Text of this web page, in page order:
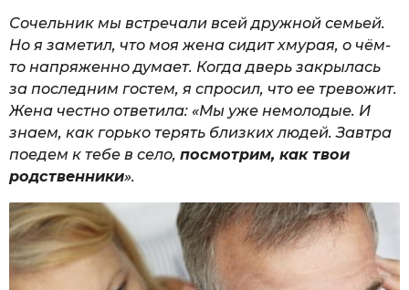
Сочельник мы встречали всей дружной семьей.
Но я заметил, что моя жена сидит хмурая, о чём-
то напряженно думает. Когда дверь закрылась
за последним гостем, я спросил, что ее тревожит.
Жена честно ответила: «Мы уже немолодые. И
знаем, как горько терять близких людей. Завтра
поедем к тебе в село, посмотрим, как твои
родственники».